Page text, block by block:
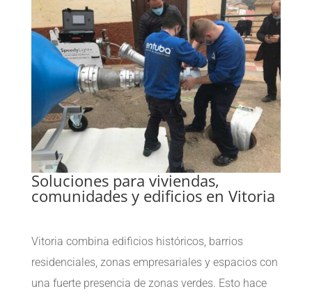
Soluciones para viviendas,
comunidades y edificios en Vitoria
Vitoria combina edificios históricos, barrios
residenciales, zonas empresariales y espacios con
una fuerte presencia de zonas verdes. Esto hace